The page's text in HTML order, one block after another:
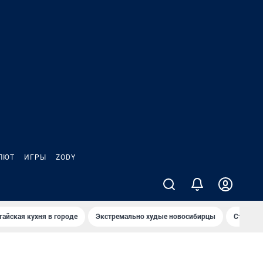
ИГРЫ ZODY
кухня в городе Экстремально худые новосибирцы Старт